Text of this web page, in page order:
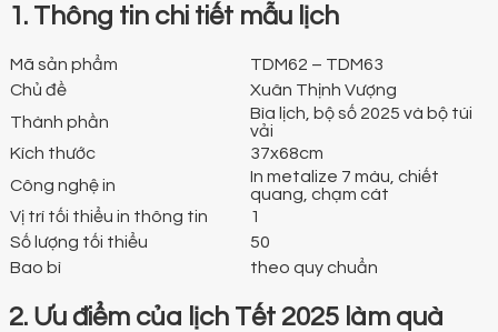
1. Thông tin chi tiết mẫu lịch
Mã sản phẩm
TDM62 – TDM63
Chủ đề
Xuân Thịnh Vượng
Thành phần
Bìa lịch, bộ số 2025 và bộ túi
vải
Kích thước
37x68cm
Công nghệ in
In metalize 7 màu, chiết
quang, chạm cát
Vị trí tối thiểu in thông tin
1
Số lượng tối thiểu
50
Bao bì
theo quy chuẩn
2. Ưu điểm của lịch Tết 2025 làm quà